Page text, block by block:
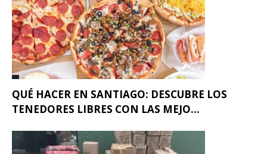
QUÉ HACER EN SANTIAGO: DESCUBRE LOS
TENEDORES LIBRES CON LAS MEJO...